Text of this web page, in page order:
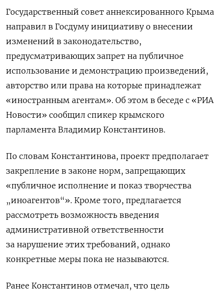
Государственный совет аннексированного Крыма
направил в Госдуму инициативу о внесении
изменений в законодательство,
предусматривающих запрет на публичное
использование и демонстрацию произведений,
авторство или права на которые принадлежат
«иностранным агентам». Об этом в беседе с «РИА
Новости» сообщил спикер крымского
парламента Владимир Константинов.
По словам Константинова, проект предполагает
закрепление в законе норм, запрещающих
«публичное исполнение и показ творчества
„иноагентов“». Кроме того, предлагается
рассмотреть возможность введения
административной ответственности
за нарушение этих требований, однако
конкретные меры пока не называются.
Ранее Константинов отмечал, что цель